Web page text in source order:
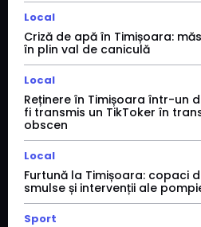
Local
Criză de apă în Timișoara:
în plin val de caniculă
Local
Reținere în Timișoara într-un
fi transmis un TikToker în
obscen
Local
Furtună la Timișoara: copaci
smulse și intervenții ale
Sport